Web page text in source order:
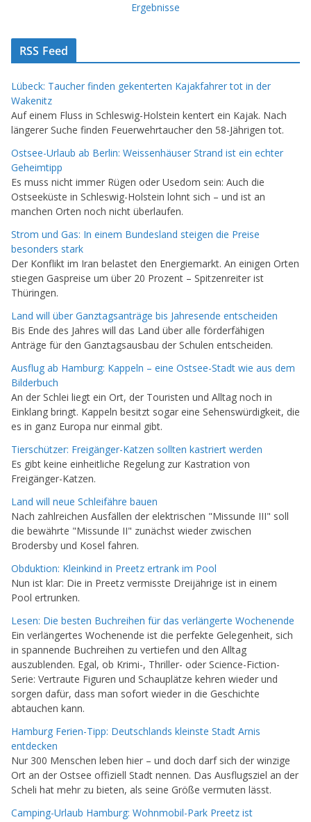
Ergebnisse
RSS Feed
Lübeck: Taucher finden gekenterten Kajakfahrer tot in der
Wakenitz
Auf einem Fluss in Schleswig-Holstein kentert ein Kajak. Nach
längerer Suche finden Feuerwehrtaucher den 58-Jährigen tot.
Ostsee-Urlaub ab Berlin: Weissenhäuser Strand ist ein echter
Geheimtipp
Es muss nicht immer Rügen oder Usedom sein: Auch die
Ostseeküste in Schleswig-Holstein lohnt sich – und ist an
manchen Orten noch nicht überlaufen.
Strom und Gas: In einem Bundesland steigen die Preise
besonders stark
Der Konflikt im Iran belastet den Energiemarkt. An einigen Orten
stiegen Gaspreise um über 20 Prozent – Spitzenreiter ist
Thüringen.
Land will über Ganztagsanträge bis Jahresende entscheiden
Bis Ende des Jahres will das Land über alle förderfähigen
Anträge für den Ganztagsausbau der Schulen entscheiden.
Ausflug ab Hamburg: Kappeln – eine Ostsee-Stadt wie aus dem
Bilderbuch
An der Schlei liegt ein Ort, der Touristen und Alltag noch in
Einklang bringt. Kappeln besitzt sogar eine Sehenswürdigkeit, die
es in ganz Europa nur einmal gibt.
Tierschützer: Freigänger-Katzen sollten kastriert werden
Es gibt keine einheitliche Regelung zur Kastration von
Freigänger-Katzen.
Land will neue Schleifähre bauen
Nach zahlreichen Ausfällen der elektrischen "Missunde III" soll
die bewährte "Missunde II" zunächst wieder zwischen
Brodersby und Kosel fahren.
Obduktion: Kleinkind in Preetz ertrank im Pool
Nun ist klar: Die in Preetz vermisste Dreijährige ist in einem
Pool ertrunken.
Lesen: Die besten Buchreihen für das verlängerte Wochenende
Ein verlängertes Wochenende ist die perfekte Gelegenheit, sich
in spannende Buchreihen zu vertiefen und den Alltag
auszublenden. Egal, ob Krimi-, Thriller- oder Science-Fiction-
Serie: Vertraute Figuren und Schauplätze kehren wieder und
sorgen dafür, dass man sofort wieder in die Geschichte
abtauchen kann.
Hamburg Ferien-Tipp: Deutschlands kleinste Stadt Arnis
entdecken
Nur 300 Menschen leben hier – und doch darf sich der winzige
Ort an der Ostsee offiziell Stadt nennen. Das Ausflugsziel an der
Scheli hat mehr zu bieten, als seine Größe vermuten lässt.
Camping-Urlaub Hamburg: Wohnmobil-Park Preetz ist